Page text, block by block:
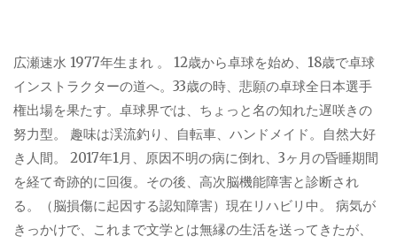
広瀬速水 1977年生まれ 。 12歳から卓球を始め、18歳で卓球
インストラクターの道へ。33歳の時、悲願の卓球全日本選手
権出場を果たす。卓球界では、ちょっと名の知れた遅咲きの
努力型。 趣味は渓流釣り、自転車、ハンドメイド。自然大好
き人間。 2017年1月、原因不明の病に倒れ、3ヶ月の昏睡期間
を経て奇跡的に回復。その後、高次脳機能障害と診断され
る。（脳損傷に起因する認知障害）現在リハビリ中。 病気が
きっかけで、これまで文学とは無縁の生活を送ってきたが、